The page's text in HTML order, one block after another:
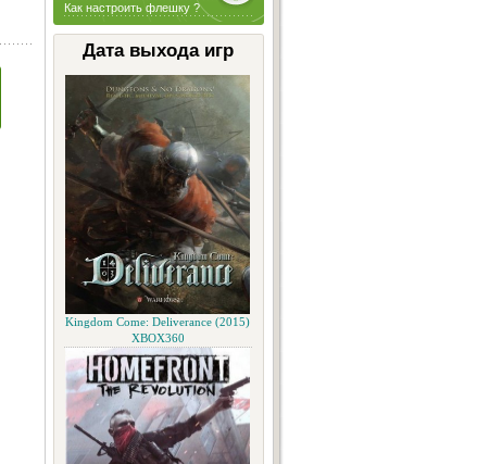
Как настроить флешку ?
Дата выхода игр
Kingdom Come: Deliverance (2015)
XBOX360